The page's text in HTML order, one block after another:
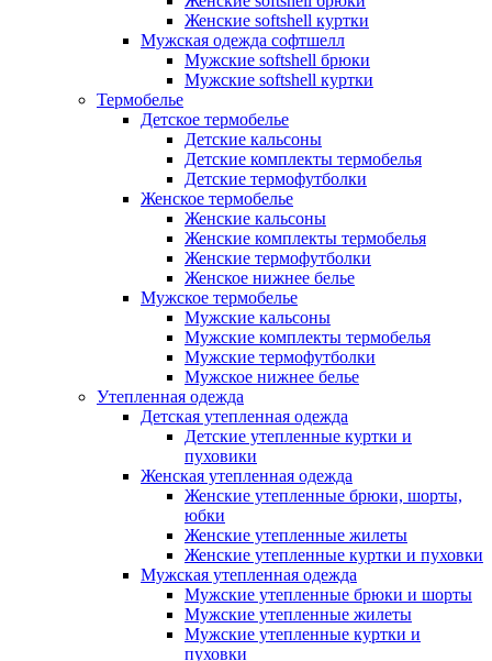
Женские softshell куртки
Мужская одежда софтшелл
Мужские softshell брюки
Мужские softshell куртки
Термобелье
Детское термобелье
Детские кальсоны
Детские комплекты термобелья
Детские термофутболки
Женское термобелье
Женские кальсоны
Женские комплекты термобелья
Женские термофутболки
Женское нижнее белье
Мужское термобелье
Мужские кальсоны
Мужские комплекты термобелья
Мужские термофутболки
Мужское нижнее белье
Утепленная одежда
Детская утепленная одежда
Детские утепленные куртки и
пуховики
Женская утепленная одежда
Женские утепленные брюки, шорты,
юбки
Женские утепленные жилеты
Женские утепленные куртки и пуховки
Мужская утепленная одежда
Мужские утепленные брюки и шорты
Мужские утепленные жилеты
Мужские утепленные куртки и
пуховки